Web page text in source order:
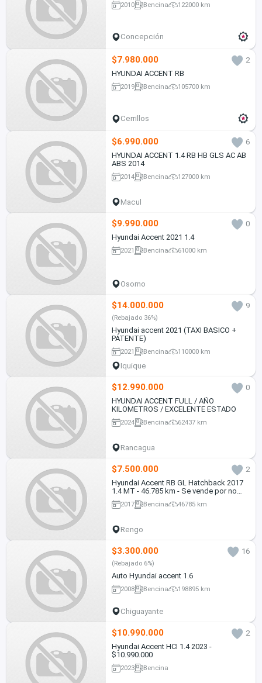
2010 Bencina 122000 km
Concepción
$7.980.000
2
HYUNDAI ACCENT RB
2019 Bencina 105700 km
Cerrillos
$6.990.000
6
HYUNDAI ACCENT 1.4 RB HB GLS AC AB
ABS 2014
2014 Bencina 127000 km
Macul
$9.990.000
0
Hyundai Accent 2021 1.4
2021 Bencina 61000 km
Osorno
$14.000.000 9
(Rebajado 36%)
Hyundai accent 2021 (TAXI BASICO +
PATENTE)
2021 Bencina 110000 km
Iquique
$12.990.000
0
HYUNDAI ACCENT FULL / AÑO
KILOMETROS / EXCELENTE ESTADO
2024 Bencina 62437 km
Rancagua
$7.500.000
2
Hyundai Accent RB GL Hatchback 2017
1.4 MT - 46.785 km - Se vende por no
uso
2017 Bencina 46785 km
Rengo
$3.300.000 16
(Rebajado 6%)
Auto Hyundai accent 1.6
2008 Bencina 198895 km
Chiguayante
$10.990.000
2
Hyundai Accent HCI 1.4 2023 -
$10.990.000
2023 Bencina